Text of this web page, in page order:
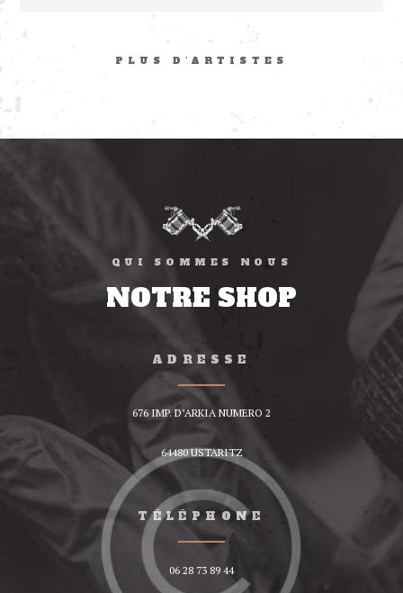
PLUS D'ARTISTES
QUI SOMMES NOUS
NOTRE SHOP
ADRESSE
676 IMP. D’ARKIA NUMERO 2
64480 USTARITZ
TÉLÉPHONE
06 28 73 89 44